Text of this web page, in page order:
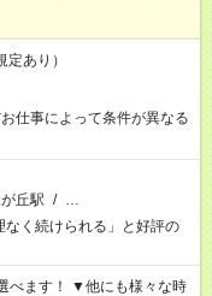
あり）
仕事によって条件が異なる
丘駅 / …
なく続けられる」と好評の
も様々な時